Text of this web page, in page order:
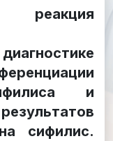
и
сифилис.